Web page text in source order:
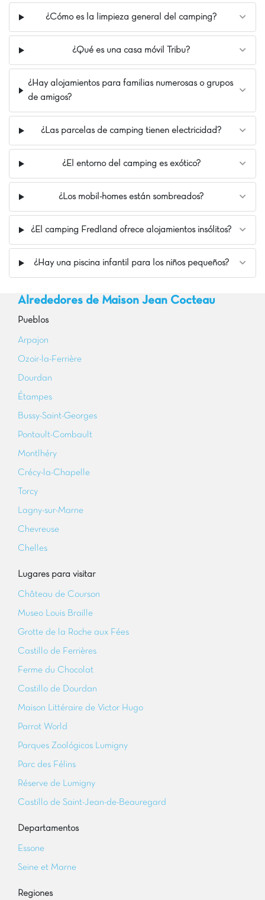
Situado en un entorno verde y tranquilo en Tournan
en brie, el camping Fredland : Maisons dans les arbres
tranquilidad y la belleza de los alrededores, mientras
tiene acceso a infraestructuras completas para una
estancia memorable. ¡Venga a vivir una experiencia
única y llena de aventuras en CAPFUN Fredland!
Nuestros Extras
A 35 km de París
A orillas de un lago
Cabaña del Aventurero y de la Bruja
¿Cómo es la limpieza general del camping?
¿Qué es una casa móvil Tribu?
¿Hay alojamientos para familias numerosas o grupos
de amigos?
¿Las parcelas de camping tienen electricidad?
¿El entorno del camping es exótico?
¿Los mobil-homes están sombreados?
¿El camping Fredland ofrece alojamientos insólitos?
¿Hay una piscina infantil para los niños pequeños?
Alrededores de Maison Jean Cocteau
Pueblos
Arpajon
Ozoir-la-Ferrière
Dourdan
Étampes
Bussy-Saint-Georges
Pontault-Combault
Montlhéry
Crécy-la-Chapelle
Torcy
Lagny-sur-Marne
Chevreuse
Chelles
Lugares para visitar
Château de Courson
Museo Louis Braille
Grotte de la Roche aux Fées
Castillo de Ferrières
Ferme du Chocolat
Castillo de Dourdan
Maison Littéraire de Victor Hugo
Parrot World
Parques Zoológicos Lumigny
Parc des Félins
Réserve de Lumigny
Castillo de Saint-Jean-de-Beauregard
Departamentos
Essone
Seine et Marne
Regiones